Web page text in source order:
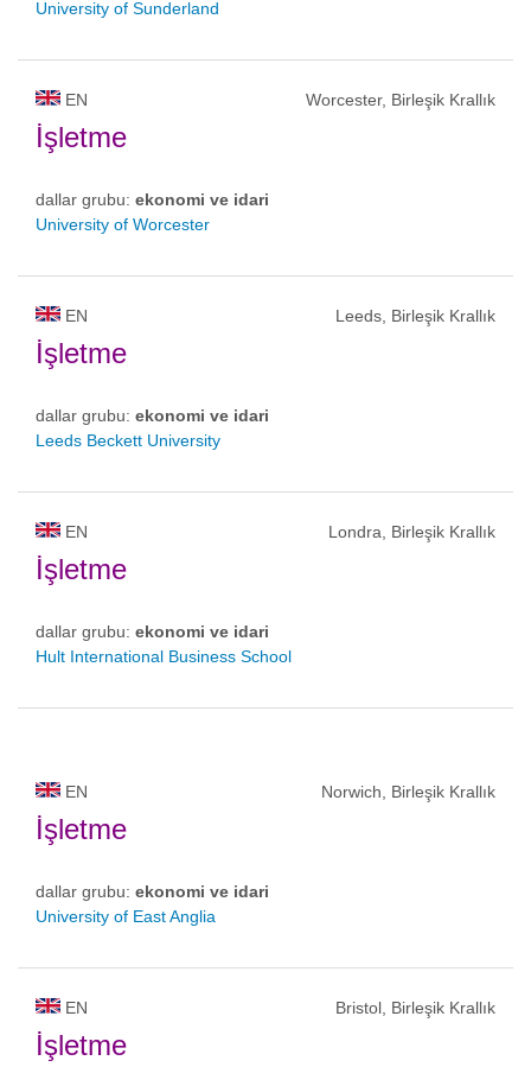
University of Sunderland
EN Worcester, Birleşik Krallık
İşletme
dallar grubu: ekonomi ve idari
University of Worcester
EN Leeds, Birleşik Krallık
İşletme
dallar grubu: ekonomi ve idari
Leeds Beckett University
EN Londra, Birleşik Krallık
İşletme
dallar grubu: ekonomi ve idari
Hult International Business School
EN Norwich, Birleşik Krallık
İşletme
dallar grubu: ekonomi ve idari
University of East Anglia
EN Bristol, Birleşik Krallık
İşletme